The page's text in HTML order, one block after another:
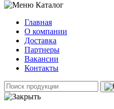
Каталог
Главная
О компании
Доставка
Партнеры
Вакансии
Контакты